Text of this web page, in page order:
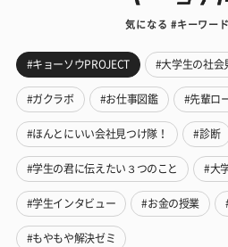
気になる #キーワー
#キョーソウPROJECT #大学生の社会
#ガクラボ #お仕事図鑑 #先輩ロ
#ほんとにいい会社見つけ隊！ #診断
#学生の君に伝えたい３つのこと #大
#学生インタビュー #お金の授業
#もやもや解決ゼミ